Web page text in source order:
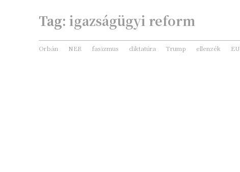
Tag: igazságügyi reform
Orbán NER fasizmus diktatúra Trump ellenzék EU